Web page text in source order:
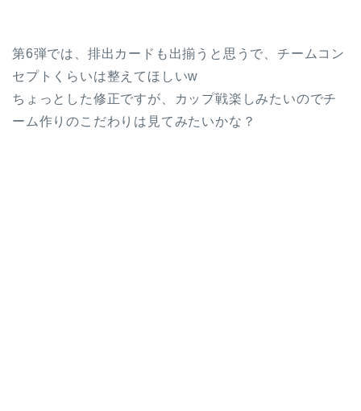
第6弾では、排出カードも出揃うと思うで、チームコン
セプトくらいは整えてほしいw
ちょっとした修正ですが、カップ戦楽しみたいのでチ
ーム作りのこだわりは見てみたいかな？